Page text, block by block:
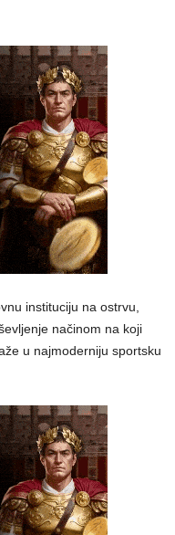
instituciju na ostrvu,
načinom na koji
u najmoderniju sportsku